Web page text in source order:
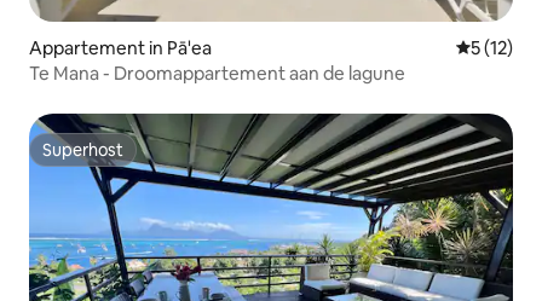
Appartement in Pā'ea
5 (12)
Te Mana - Droomappartement aan de lagune
Superhost
Superhost